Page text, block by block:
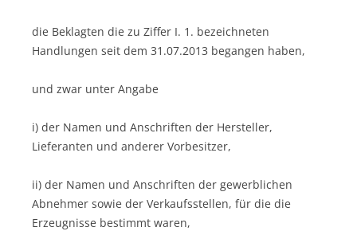
die Beklagten die zu Ziffer I. 1. bezeichneten
Handlungen seit dem 31.07.2013 begangen haben,
und zwar unter Angabe
i) der Namen und Anschriften der Hersteller,
Lieferanten und anderer Vorbesitzer,
ii) der Namen und Anschriften der gewerblichen
Abnehmer sowie der Verkaufsstellen, für die die
Erzeugnisse bestimmt waren,